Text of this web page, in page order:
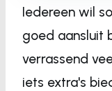
Iedereen wil
goed aansluit
verrassend
iets extra's